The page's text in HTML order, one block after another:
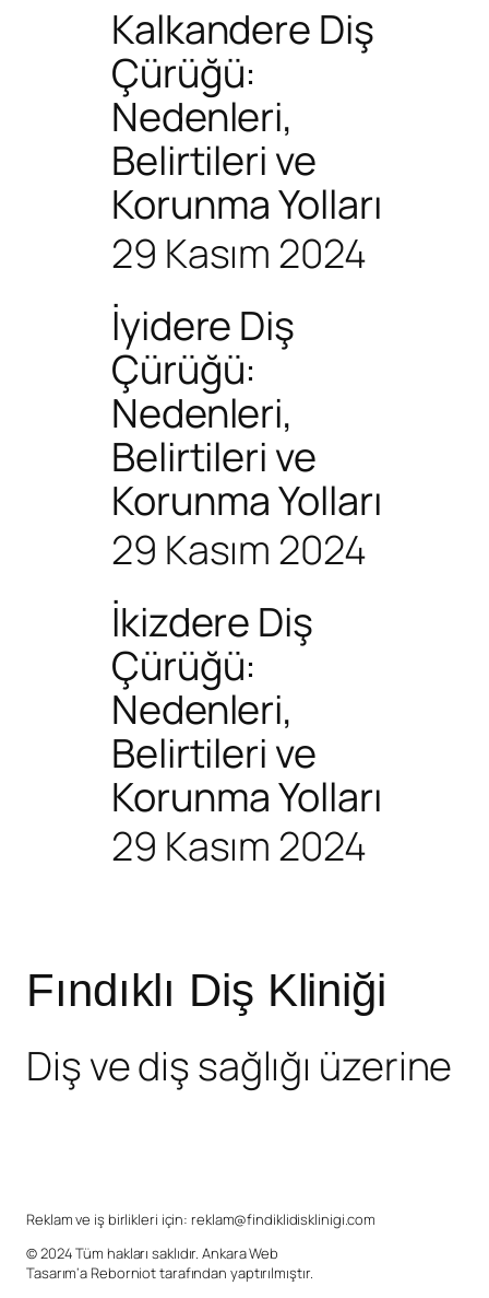
Kalkandere Diş
Çürüğü:
Nedenleri,
Belirtileri ve
Korunma Yolları
29 Kasım 2024
İyidere Diş
Çürüğü:
Nedenleri,
Belirtileri ve
Korunma Yolları
29 Kasım 2024
İkizdere Diş
Çürüğü:
Nedenleri,
Belirtileri ve
Korunma Yolları
29 Kasım 2024
Fındıklı Diş Kliniği
Diş ve diş sağlığı üzerine
Reklam ve iş birlikleri için: reklam@findiklidisklinigi.com
© 2024 Tüm hakları saklıdır.Ankara Web
Tasarım‘a Reborniottarafından yaptırılmıştır.